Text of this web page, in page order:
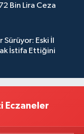
Bin Lira Ceza
Eski İl
İstifa Ettiğini
Eczaneler